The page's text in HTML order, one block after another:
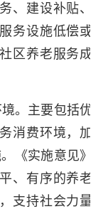
、建设补贴、
务设施低偿或
区养老服务成
。主要包括优
消费环境，加
《实施意见》
、有序的养老
支持社会力量